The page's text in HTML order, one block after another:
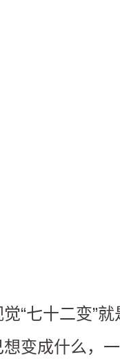
“七十二变”
变成什么，